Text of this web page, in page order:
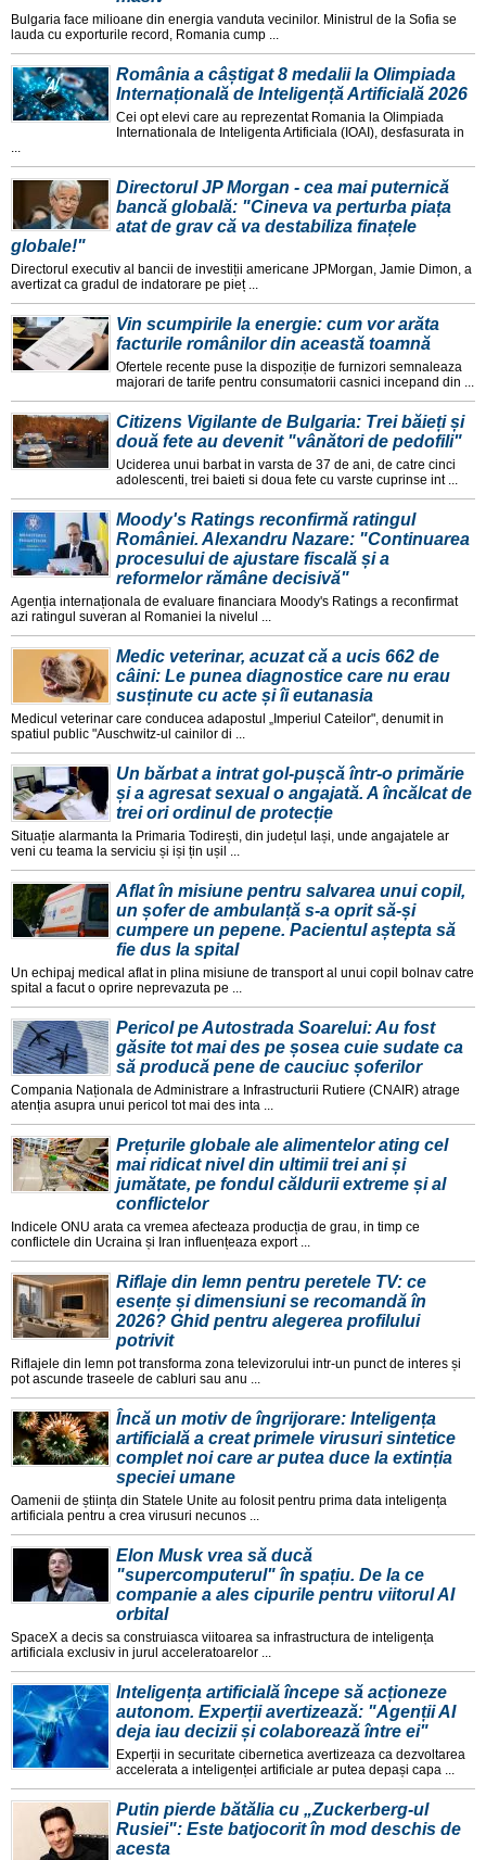
Bulgaria face milioane din energia vanduta vecinilor. Ministrul de la Sofia se
lauda cu exporturile record, Romania cump ...
România a câștigat 8 medalii la Olimpiada
Internațională de Inteligență Artificială 2026
Cei opt elevi care au reprezentat Romania la Olimpiada
Internationala de Inteligenta Artificiala (IOAI), desfasurata in
...
Directorul JP Morgan - cea mai puternică
bancă globală: "Cineva va perturba piața
atat de grav că va destabiliza finațele
globale!"
Directorul executiv al bancii de investiții americane JPMorgan, Jamie Dimon, a
avertizat ca gradul de indatorare pe pieț ...
Vin scumpirile la energie: cum vor arăta
facturile românilor din această toamnă
Ofertele recente puse la dispoziție de furnizori semnaleaza
majorari de tarife pentru consumatorii casnici incepand din ...
Citizens Vigilante de Bulgaria: Trei băieți și
două fete au devenit "vânători de pedofili"
Uciderea unui barbat in varsta de 37 de ani, de catre cinci
adolescenti, trei baieti si doua fete cu varste cuprinse int ...
Moody's Ratings reconfirmă ratingul
României. Alexandru Nazare: "Continuarea
procesului de ajustare fiscală și a
reformelor rămâne decisivă"
Agenția internaționala de evaluare financiara Moody's Ratings a reconfirmat
azi ratingul suveran al Romaniei la nivelul ...
Medic veterinar, acuzat că a ucis 662 de
câini: Le punea diagnostice care nu erau
susținute cu acte și îi eutanasia
Medicul veterinar care conducea adapostul „Imperiul Cateilor", denumit in
spatiul public "Auschwitz-ul cainilor di ...
Un bărbat a intrat gol-pușcă într-o primărie
și a agresat sexual o angajată. A încălcat de
trei ori ordinul de protecție
Situație alarmanta la Primaria Todirești, din județul Iași, unde angajatele ar
veni cu teama la serviciu și iși țin ușil ...
Aflat în misiune pentru salvarea unui copil,
un șofer de ambulanță s-a oprit să-și
cumpere un pepene. Pacientul aștepta să
fie dus la spital
Un echipaj medical aflat in plina misiune de transport al unui copil bolnav catre
spital a facut o oprire neprevazuta pe ...
Pericol pe Autostrada Soarelui: Au fost
găsite tot mai des pe șosea cuie sudate ca
să producă pene de cauciuc șoferilor
Compania Naționala de Administrare a Infrastructurii Rutiere (CNAIR) atrage
atenția asupra unui pericol tot mai des inta ...
Prețurile globale ale alimentelor ating cel
mai ridicat nivel din ultimii trei ani și
jumătate, pe fondul căldurii extreme și al
conflictelor
Indicele ONU arata ca vremea afecteaza producția de grau, in timp ce
conflictele din Ucraina și Iran influențeaza export ...
Riflaje din lemn pentru peretele TV: ce
esențe și dimensiuni se recomandă în
2026? Ghid pentru alegerea profilului
potrivit
Riflajele din lemn pot transforma zona televizorului intr-un punct de interes și
pot ascunde traseele de cabluri sau anu ...
Încă un motiv de îngrijorare: Inteligența
artificială a creat primele virusuri sintetice
complet noi care ar putea duce la extinția
speciei umane
Oamenii de știința din Statele Unite au folosit pentru prima data inteligența
artificiala pentru a crea virusuri necunos ...
Elon Musk vrea să ducă
"supercomputerul" în spațiu. De la ce
companie a ales cipurile pentru viitorul AI
orbital
SpaceX a decis sa construiasca viitoarea sa infrastructura de inteligența
artificiala exclusiv in jurul acceleratoarelor ...
Inteligența artificială începe să acționeze
autonom. Experții avertizează: "Agenții AI
deja iau decizii și colaborează între ei"
Experții in securitate cibernetica avertizeaza ca dezvoltarea
accelerata a inteligenței artificiale ar putea depași capa ...
Putin pierde bătălia cu „Zuckerberg-ul
Rusiei": Este batjocorit în mod deschis de
acesta